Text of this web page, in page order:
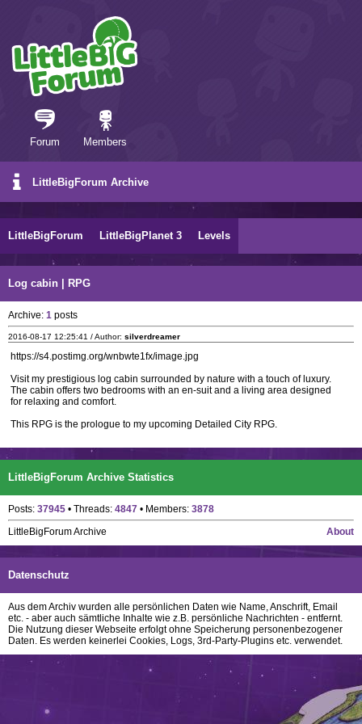
Forum Members
LittleBigForum Archive
LittleBigForum LittleBigPlanet 3 Levels
Log cabin | RPG
Archive: 1 posts
2016-08-17 12:25:41 / Author: silverdreamer
https://s4.postimg.org/wnbwte1fx/image.jpg
Visit my prestigious log cabin surrounded by nature with a touch of luxury.
The cabin offers two bedrooms with an en-suit and a living area designed
for relaxing and comfort.
This RPG is the prologue to my upcoming Detailed City RPG.
LittleBigForum Archive Statistics
Posts: 37945 • Threads: 4847 • Members: 3878
About
LittleBigForum Archive
Datenschutz
Aus dem Archiv wurden alle persönlichen Daten wie Name, Anschrift, Email
etc. - aber auch sämtliche Inhalte wie z.B. persönliche Nachrichten - entfernt.
Die Nutzung dieser Webseite erfolgt ohne Speicherung personenbezogener
Daten. Es werden keinerlei Cookies, Logs, 3rd-Party-Plugins etc. verwendet.